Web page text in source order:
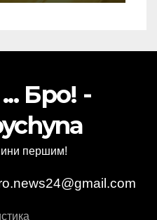
Бро! -
першим!